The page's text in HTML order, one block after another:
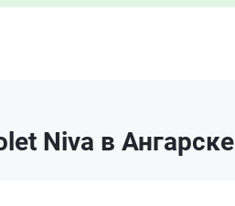
Niva в Ангарске